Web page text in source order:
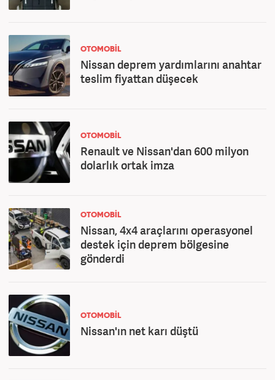
OTOMOBİL
Nissan deprem yardımlarını anahtar
teslim fiyattan düşecek
OTOMOBİL
Renault ve Nissan'dan 600 milyon
dolarlık ortak imza
OTOMOBİL
Nissan, 4x4 araçlarını operasyonel
destek için deprem bölgesine
gönderdi
OTOMOBİL
Nissan'ın net karı düştü